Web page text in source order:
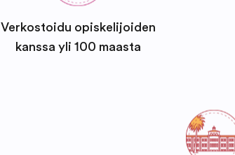
Verkostoidu opiskelijoiden
kanssa yli 100 maasta